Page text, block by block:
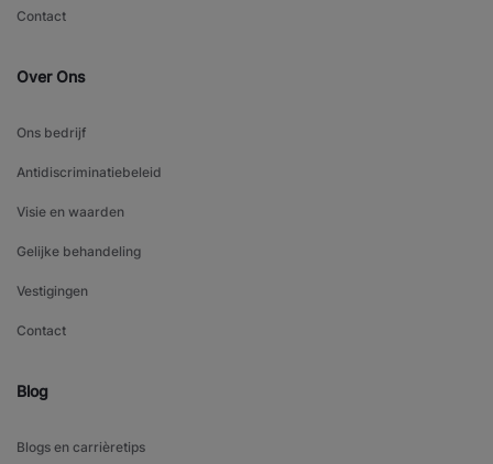
Contact
Over Ons
Ons bedrijf
Antidiscriminatiebeleid
Visie en waarden
Gelijke behandeling
Vestigingen
Contact
Blog
Blogs en carrièretips